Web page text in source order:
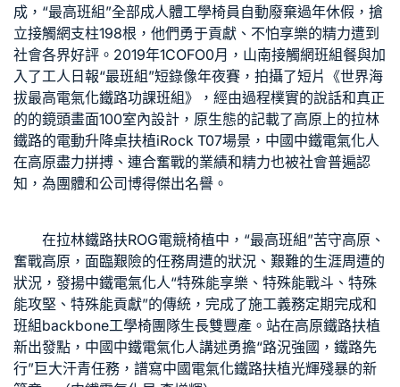
成，“最高班組”全部成人體工學椅員自動廢棄過年休假，搶
立接觸網支柱198根，他們勇于貢獻、不怕享樂的精力遭到
社會各界好評。2019年1COFO0月，山南接觸網班組餐與加
入了工人日報“最班組”短錄像年夜賽，拍攝了短片《世界海
拔最高電氣化鐵路功課班組》，經由過程樸實的說話和真正
的的鏡頭畫面100室內設計 ，原生態的記載了高原上的拉林
鐵路的電動升降桌扶植iRock T07場景，中國中鐵電氣化人
在高原盡力拼搏、連合奮戰的業績和精力也被社會普遍認
知，為團體和公司博得傑出名譽。
在拉林鐵路扶ROG電競椅植中，“最高班組”苦守高原、
奮戰高原，面臨艱險的任務周遭的狀況、艱難的生涯周遭的
狀況，發揚中鐵電氣化人“特殊能享樂、特殊能戰斗、特殊
能攻堅、特殊能貢獻”的傳統，完成了施工義務定期完成和
班組backbone工學椅團隊生長雙豐產。站在高原鐵路扶植
新出發點，中國中鐵電氣化人講述勇擔“路況強國，鐵路先
行”巨大汗青任務，譜寫中國電氣化鐵路扶植光輝殘暴的新